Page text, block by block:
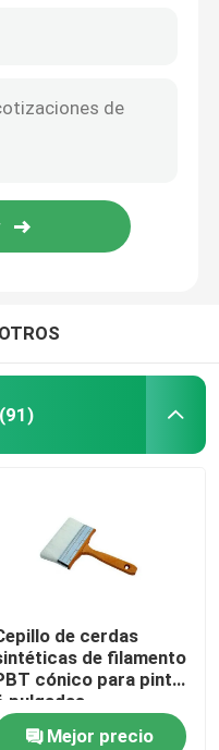
(91)
de cerdas
de filamento
cónico para pintar
pulgadas
Mejor precio